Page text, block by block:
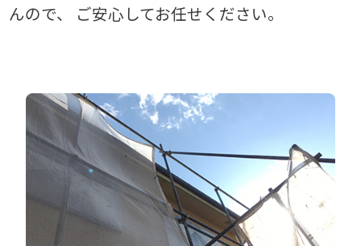
んので、
ご安心してお任せください。